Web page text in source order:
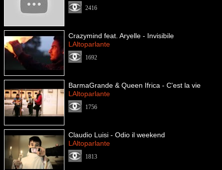
2416
Crazymind feat. Aryelle - Invisibile
LAltoparlante
1692
BarmaGrande & Queen Ifrica - C'est la vie
LAltoparlante
1756
Claudio Luisi - Odio il weekend
LAltoparlante
1813